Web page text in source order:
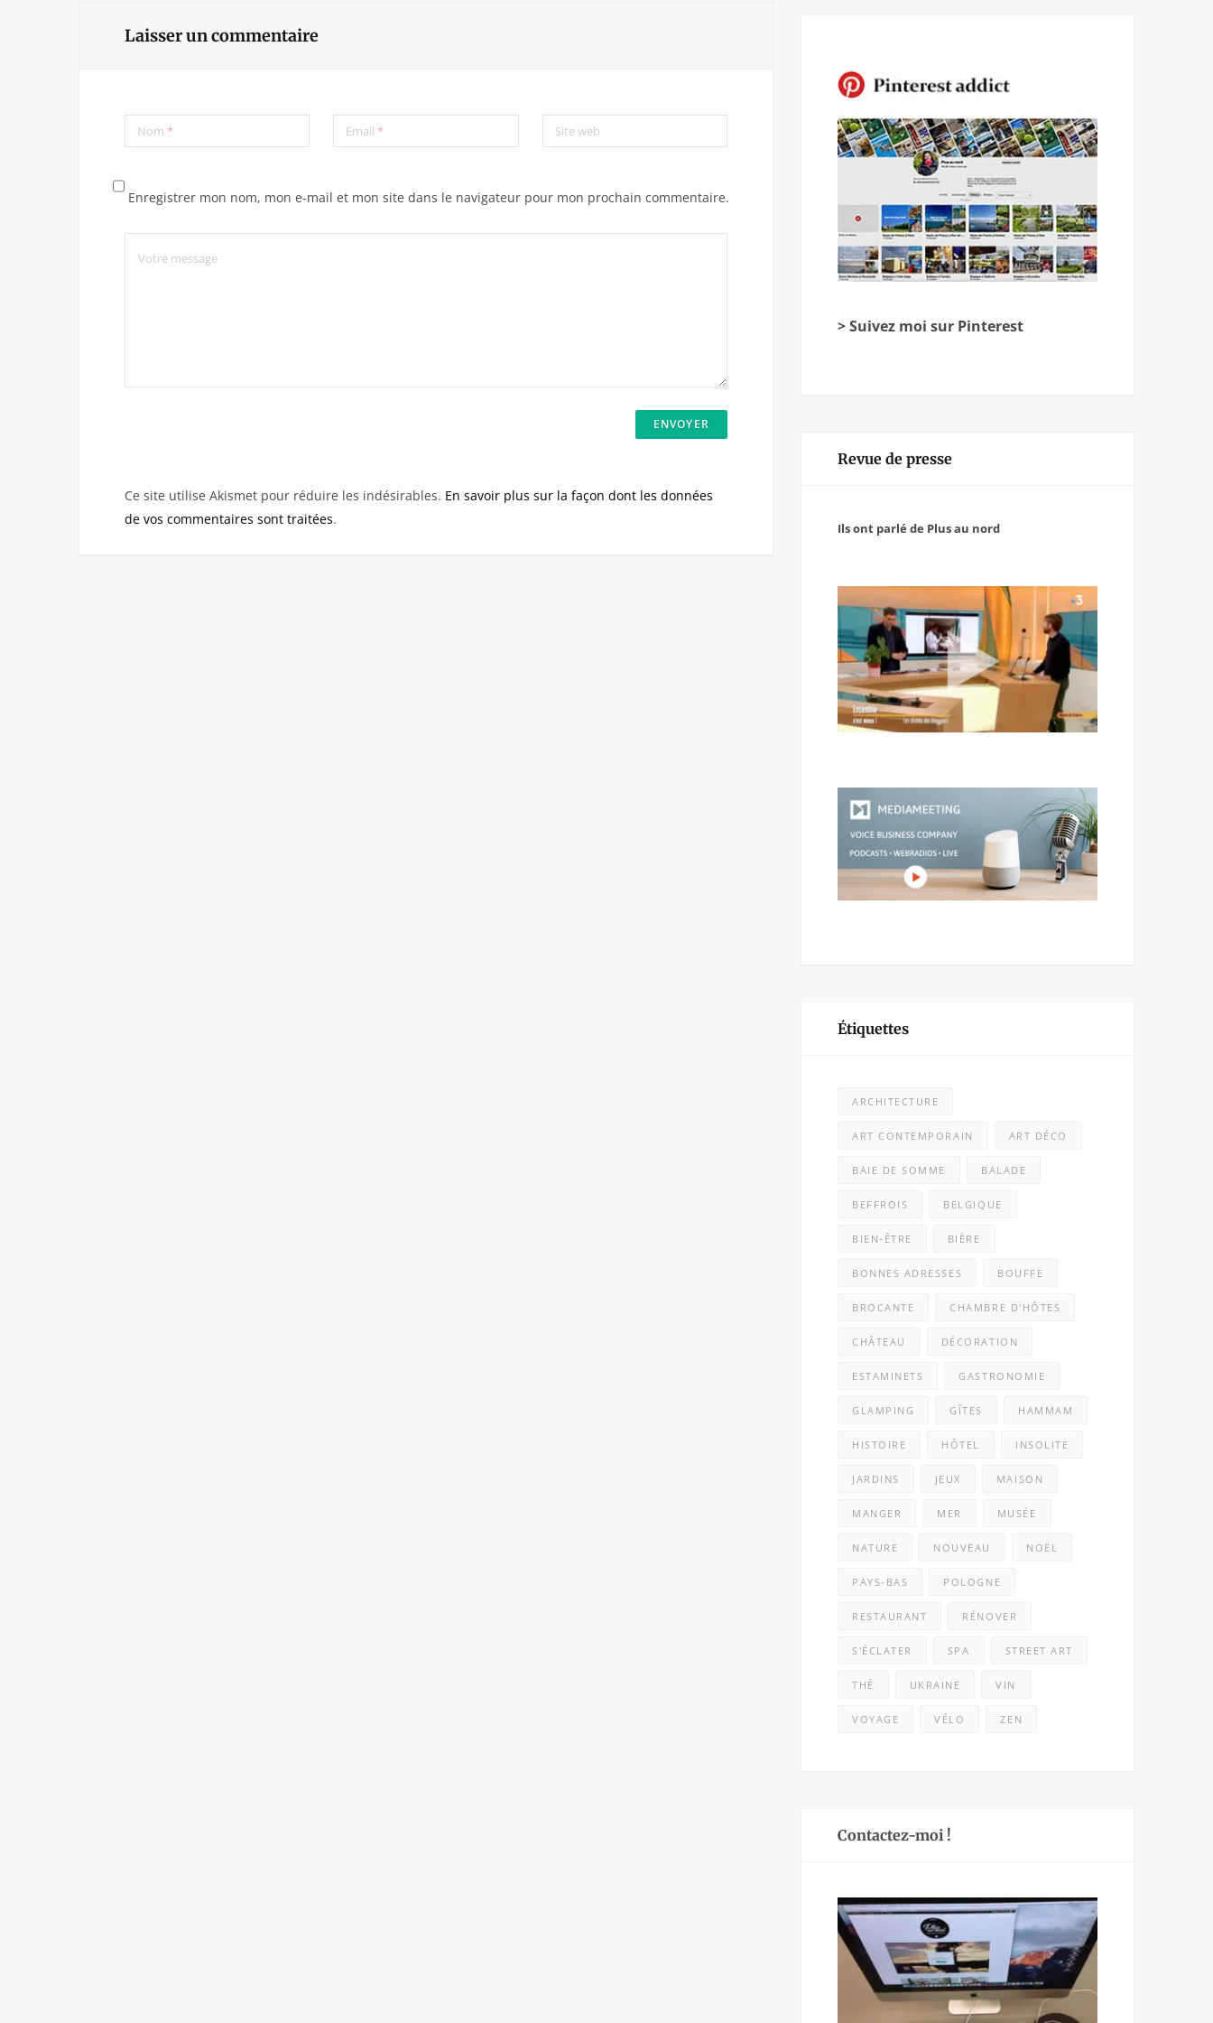
Laisser un commentaire
Nom * Email* Site web
Enregistrer mon nom, mon e-mail et mon site dans le navigateur pour mon prochain commentaire.
Ce site utilise Akismet pour réduire les indésirables. En savoir plus sur la façon dont les données
de vos commentaires sont traitées.
> Suivez moi sur Pinterest
Revue de presse
Ils ont parlé de Plus au nord
Étiquettes
ARCHITECTURE
ART CONTEMPORAIN ART DÉCO
BAIE DE SOMME BALADE
BEFFROIS BELGIQUE
BIEN-ÊTRE BIÈRE
BONNES ADRESSES BOUFFE
BROCANTE CHAMBRE D'HÔTES
CHÂTEAU DÉCORATION
ESTAMINETS GASTRONOMIE
GLAMPING GÎTES HAMMAM
HISTOIRE HÔTEL INSOLITE
JARDINS JEUX MAISON
MANGER MER MUSÉE
NATURE NOUVEAU NOËL
PAYS-BAS POLOGNE
RESTAURANT RÉNOVER
S'ÉCLATER SPA STREET ART
THÉ UKRAINE VIN
VOYAGE VÉLO ZEN
Contactez-moi !